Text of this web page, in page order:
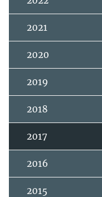
2021
2020
2019
2018
2017
2016
2015